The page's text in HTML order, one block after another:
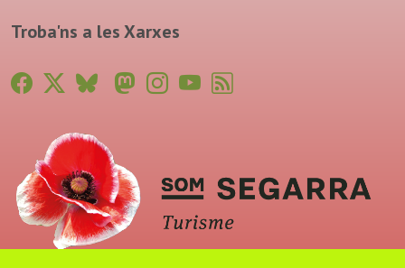
Troba'ns a les Xarxes